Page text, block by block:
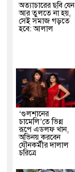
অত্যাচারের ছবি যেন
আর তুলতে না হয়,
সেই সমাজ গড়তে
হবে: আলাল
‘গুলশানের
চামেলি’তে ভিন্ন
রূপে এডলফ খান,
অভিনয় করবেন
যৌনকর্মীর দালাল
চরিত্রে